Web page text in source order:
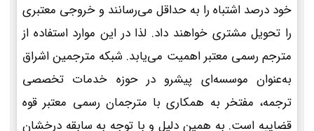
خود درصد اشتباه را به حداقل می‌رسانند و خروجی معتبری
را تحویل مشتری خواهند داد. لذا در این موارد استفاده از
مترجم رسمی معتبر اهمیت می‌یابد. شبکه مترجمین اشراق
به‌عنوان موسسه‌ای پیشرو در حوزه خدمات تخصصی
ترجمه، مفتخر به همکاری با مترجمان رسمی معتبر قوه
قضاییه است. به همین دلیل و با توجه به سابقه درخشان